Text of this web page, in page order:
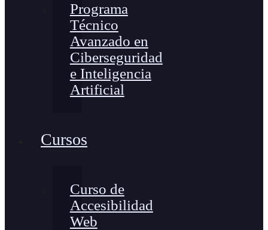
Programa
Técnico
Avanzado en
Ciberseguridad
e Inteligencia
Artificial
Cursos
Curso de
Accesibilidad
Web